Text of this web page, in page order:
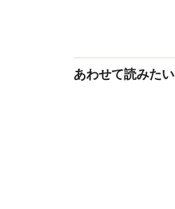
あわせて読みたい